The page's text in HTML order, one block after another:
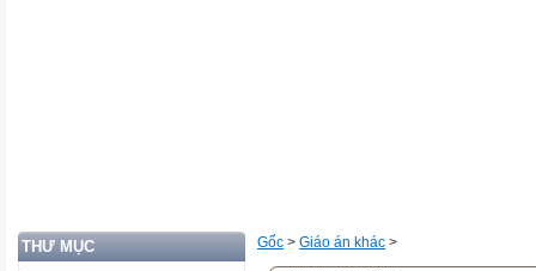
THƯ MỤC Gốc > Giáo án khác >